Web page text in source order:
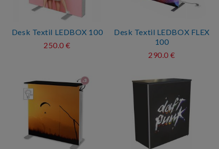
Desk Textil LEDBOX 100
250.0 €
Desk Textil LEDBOX FLEX
100
290.0 €